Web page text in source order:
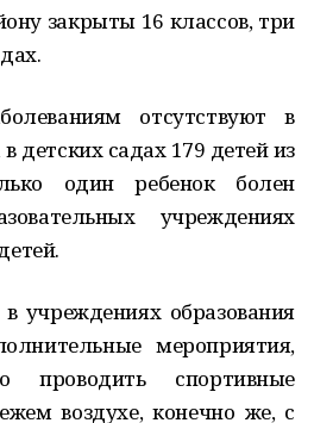
закрыты 16 классов, три
отсутствуют в
детских садах 179 детей из
один ребенок болен
учреждениях
учреждениях образования
мероприятия,
проводить спортивные
воздухе, конечно же, с